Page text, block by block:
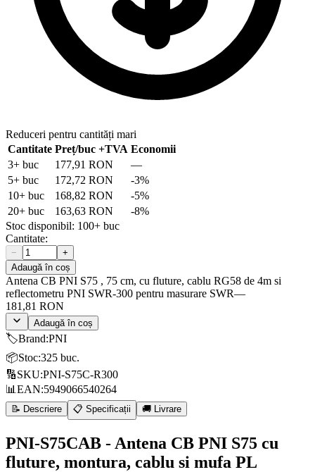
Reduceri pentru cantități mari
Cantitate Preț/buc +TVA Economii
3+ buc 177,91 RON
—
5+ buc 172,72 RON -3%
10+ buc 168,82 RON -5%
20+ buc 163,63 RON -8%
Stoc disponibil: 100+ buc
Cantitate:
−
+
Adaugă în coș
Antena CB PNI S75 , 75 cm, cu fluture, cablu RG58 de 4m si
reflectometru PNI SWR-300 pentru masurare SWR—
181,81 RON
Adaugă în coș
🏷️Brand:PNI
📦Stoc:325 buc.
🔢SKU:PNI-S75C-R300
📊 EAN:5949066540264
📝 Descriere 📋 Specificații 🚚 Livrare
PNI-S75CAB - Antena CB PNI S75 cu
fluture, montura, cablu si mufa PL